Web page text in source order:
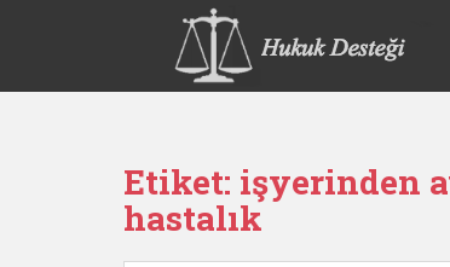
p
Etiket: işyerinden
hastalık